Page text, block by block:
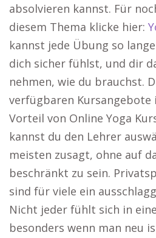
absolvieren kannst. Für
diesem Thema klicke hier:
kannst jede Übung so
dich sicher fühlst, und dir
nehmen, wie du brauchst.
verfügbaren
Vorteil von Online Yoga
kannst du den Lehrer
meisten zusagt, ohne auf
beschränkt zu sein.
sind für viele ein
Nicht jeder fühlt sich in
besonders wenn man neu